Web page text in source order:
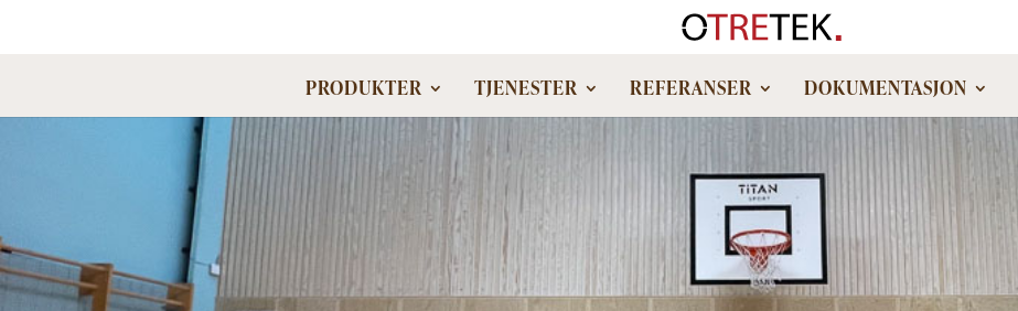
PRODUKTER TJENESTER REFERANSER DOKUMENTASJON